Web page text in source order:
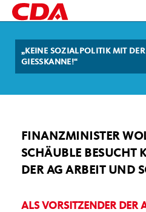
KEINE SOZIALPOLITIK MIT DER
GIESSKANNE!“
FINANZMINISTER
SCHÄUBLE BESUCHT
DER AG ARBEIT UND
ALS VORSITZENDER DER